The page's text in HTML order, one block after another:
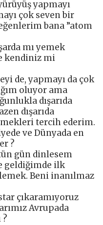
yapmayı
çok seven bir
bana ”atom
mı yemek
kendiniz mi
de, yapmayı da çok
oluyor ama
dışarıda
dışarıda
tercih ederim.
ve Dünyada en
?
gün dinlesem
geldiğimde ilk
Beni inanılmaz
çıkaramıyoruz
Avrupada